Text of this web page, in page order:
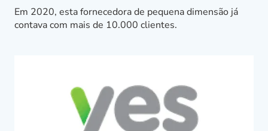
Em 2020, esta fornecedora de pequena dimensão já
contava com mais de 10.000 clientes.